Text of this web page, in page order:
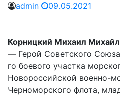
admin 09.05.2021
Корницкий Михаил
— Герой Советского
го боевого участка
Новороссийской военно-
Черноморского флота,